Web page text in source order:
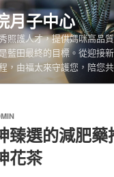
月子中心
照護人才，提供媽咪高品
藍田最終的目標。從迎接
，由福太來守護您，陪您
臻選的減肥藥
花茶